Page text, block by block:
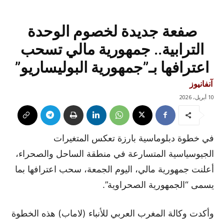
صفعة جديدة لخصوم الوحدة
الترابية.. جمهورية مالي تسحب
اعترافها بـ”جمهورية البوليساريو”
آنفانيوز
10 أبريل، 2026
في خطوة دبلوماسية بارزة تعكس المتغيرات
الجيوسياسية المتسارعة في منطقة الساحل والصحراء،
أعلنت جمهورية مالي، اليوم الجمعة، سحب اعترافها بما
يسمى “الجمهورية الصحراوية”.
وأكدت وكالة المغرب العربي للأنباء (لاماب) هذه الخطوة